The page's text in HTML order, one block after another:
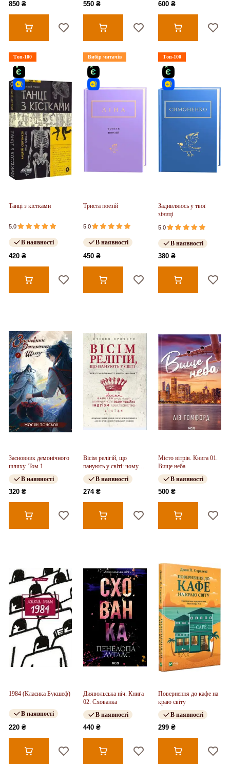
850 ₴ 550 ₴ 600 ₴
Топ-100
Танці з кістками
5.0
В наявності
420 ₴
Вибір читачів
Триста поезій
5.0
В наявності
450 ₴
Топ-100
Задивляюсь у твої
зіниці
5.0
В наявності
380 ₴
Засновник демонічного
шляху. Том 1
В наявності
320 ₴
Вісім релігій, що
панують у світі: чому
їхні відмінності мають
значенняВ наявності
274 ₴
Місто вітрів. Книга 01.
Вище неба
В наявності
500 ₴
1984 (Класика Букшеф)
В наявності
220 ₴
Диявольська ніч. Книга
02. Схованка
В наявності
440 ₴
Повернення до кафе на
краю світу
В наявності
299 ₴